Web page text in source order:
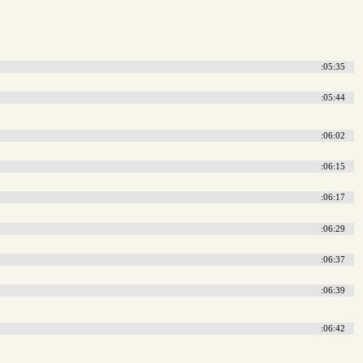
:05:35
:05:44
:06:02
:06:15
:06:17
:06:29
:06:37
:06:39
:06:42